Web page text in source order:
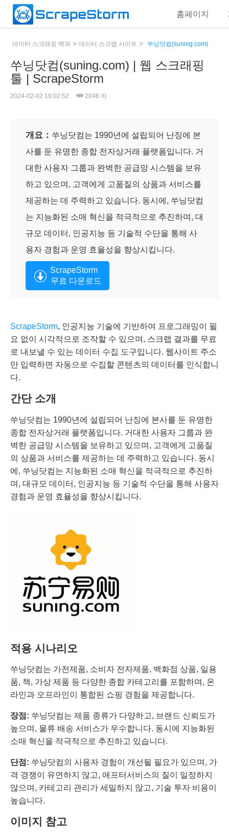
홈페이지
데이터 스크래핑 백과 > 데이터 스크랩 사이트 > 쑤닝닷컴(suning.com)
쑤닝닷컴(suning.com) | 웹 스크래핑
툴 | ScrapeStorm
2024-02-02 19:02:52 2046 차
개요： 쑤닝닷컴는 1990년에 설립되어 난징에 본
사를 둔 유명한 종합 전자상거래 플랫폼입니다. 거
대한 사용자 그룹과 완벽한 공급망 시스템을 보유
하고 있으며, 고객에게 고품질의 상품과 서비스를
제공하는 데 주력하고 있습니다. 동시에, 쑤닝닷컴
는 지능화된 소매 혁신을 적극적으로 추진하며, 대
규모 데이터, 인공지능 등 기술적 수단을 통해 사
용자 경험과 운영 효율성을 향상시킵니다.
ScrapeStorm
무료 다운로드
ScrapeStorm, 인공지능 기술에 기반하여 프로그래밍이 필
요 없이 시각적으로 조작할 수 있으며, 스크랩 결과를 무료
로 내보낼 수 있는 데이터 수집 도구입니다. 웹사이트 주소
만 입력하면 자동으로 수집할 콘텐츠의 데이터를 인식합니
다.
간단 소개
쑤닝닷컴는 1990년에 설립되어 난징에 본사를 둔 유명한
종합 전자상거래 플랫폼입니다. 거대한 사용자 그룹과 완
벽한 공급망 시스템을 보유하고 있으며, 고객에게 고품질
의 상품과 서비스를 제공하는 데 주력하고 있습니다. 동시
에, 쑤닝닷컴는 지능화된 소매 혁신을 적극적으로 추진하
며, 대규모 데이터, 인공지능 등 기술적 수단을 통해 사용자
경험과 운영 효율성을 향상시킵니다.
적용 시나리오
쑤닝닷컴는 가전제품, 소비자 전자제품, 백화점 상품, 일용
품, 책, 가상 제품 등 다양한 종합 카테고리를 포함하며, 온
라인과 오프라인이 통합된 쇼핑 경험을 제공합니다.
장점: 쑤닝닷컴는 제품 종류가 다양하고, 브랜드 신뢰도가
높으며, 물류 배송 서비스가 우수합니다. 동시에 지능화된
소매 혁신을 적극적으로 추진하고 있습니다.
단점: 쑤닝닷컴의 사용자 경험이 개선될 필요가 있으며, 가
격 경쟁이 유연하지 않고, 애프터서비스의 질이 일정하지
않으며, 카테고리 관리가 세밀하지 않고, 기술 투자 비용이
높습니다.
이미지 참고